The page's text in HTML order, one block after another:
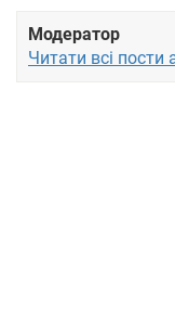
Модератор
Читати всі пости